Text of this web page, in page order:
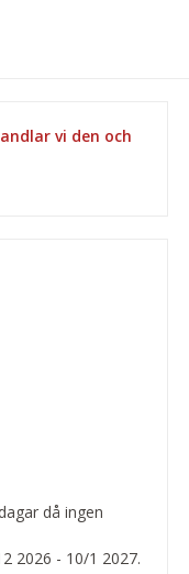
vi den och
då ingen
2026 - 10/1 2027.